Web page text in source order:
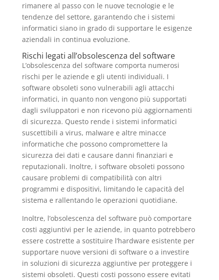
rimanere al passo con le nuove tecnologie e le
tendenze del settore, garantendo che i sistemi
informatici siano in grado di supportare le esigenze
aziendali in continua evoluzione.
Rischi legati all’obsolescenza del software
L’obsolescenza del software comporta numerosi
rischi per le aziende e gli utenti individuali. I
software obsoleti sono vulnerabili agli attacchi
informatici, in quanto non vengono più supportati
dagli sviluppatori e non ricevono più aggiornamenti
di sicurezza. Questo rende i sistemi informatici
suscettibili a virus, malware e altre minacce
informatiche che possono compromettere la
sicurezza dei dati e causare danni finanziari e
reputazionali. Inoltre, i software obsoleti possono
causare problemi di compatibilità con altri
programmi e dispositivi, limitando le capacità del
sistema e rallentando le operazioni quotidiane.
Inoltre, l’obsolescenza del software può comportare
costi aggiuntivi per le aziende, in quanto potrebbero
essere costrette a sostituire l’hardware esistente per
supportare nuove versioni di software o a investire
in soluzioni di sicurezza aggiuntive per proteggere i
sistemi obsoleti. Questi costi possono essere evitati